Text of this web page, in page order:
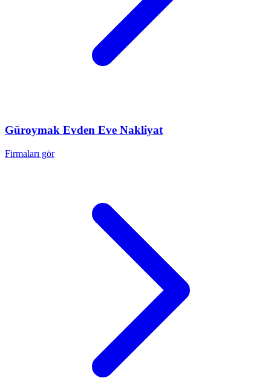
Güroymak Evden Eve Nakliyat
Firmaları gör